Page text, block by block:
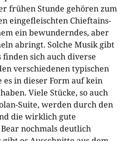
frühen Stunde gehören zum
eingefleischten Chieftains-
ein bewunderndes, aber
abringt. Solche Musik gibt
finden sich auch diverse
verschiedenen typischen
es in dieser Form auf kein
Viele Stücke, so auch
Suite, werden durch den
die wirklich gute
nochmals deutlich